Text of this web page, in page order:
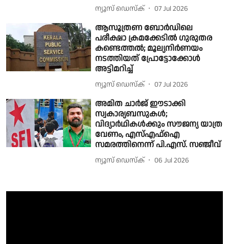
ന്യൂസ് ഡെസ്ക് 07 Jul 2026
ആസൂത്രണ ബോർഡിലെ
പരീക്ഷാ ക്രമക്കേടിൽ ഗുരുതര
കണ്ടെത്തൽ; മൂല്യനിര്‍ണയം
നടത്തിയത് പ്രോട്ടോക്കോൾ
അട്ടിമറിച്ച്
ന്യൂസ് ഡെസ്ക് 07 Jul 2026
അമിത ചാർജ് ഈടാക്കി
സ്വകാര്യബസുകൾ;
വിദ്യാർഥികൾക്കും സൗജന്യ യാത്ര
വേണം, എസ്എഫ്ഐ
സമരത്തിനെന്ന് പി.എസ്. സഞ്ജീവ്
ന്യൂസ് ഡെസ്ക് 06 Jul 2026